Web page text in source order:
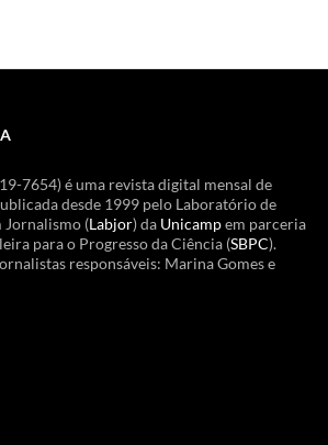
7654) é uma revista digital mensal de
desde 1999 pelo Laboratório de
Jornalismo (Labjor) da Unicampem parceria
para o Progresso da Ciência (SBPC).
responsáveis: Marina Gomes e